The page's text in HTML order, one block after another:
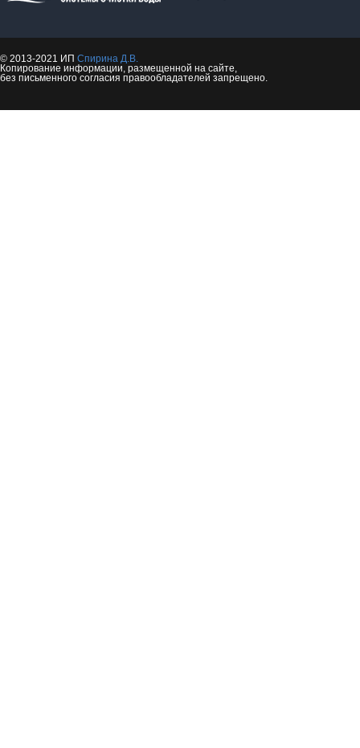
© 2013-2021 ИП Спирина Д.В.
Копирование информации, размещенной на сайте,
без письменного согласия правообладателей запрещено.